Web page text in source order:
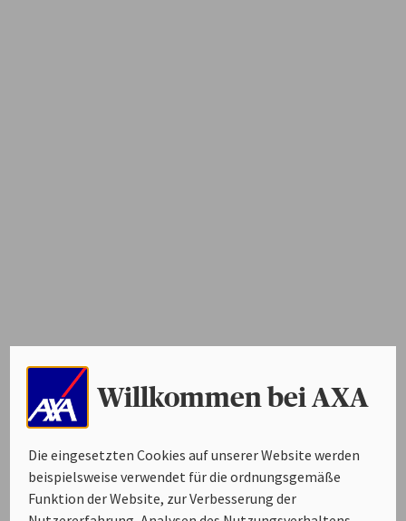
Willkommen bei AXA
Die eingesetzten Cookies auf unserer Website werden
beispielsweise verwendet für die ordnungsgemäße
Funktion der Website, zur Verbesserung der